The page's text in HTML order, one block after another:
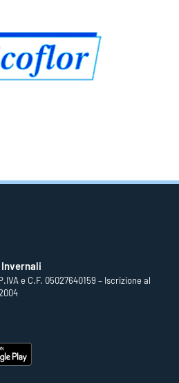
e C.F. 05027640159 – Iscrizione al